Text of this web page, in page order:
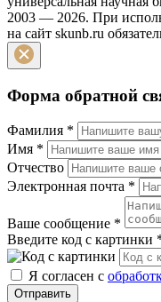
2003 — 2026. При
на сайт skunb.ru
Форма обратной
Фамилия *
Имя *
Отчество
Электронная почта *
Ваше сообщение *
Введите код с картинки
Я согласен с
Отправить